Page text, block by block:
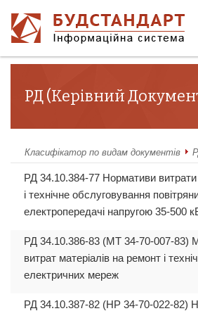
РД (Керівний
Класифікатор по видам документів
РД 34.10.384-77 Нормативи витрати
і технічне обслуговування
електропередачі напругою 35-500
РД 34.10.386-83 (МТ 34-70-007-83)
витрат матеріалів на ремонт і
електричних мереж
РД 34.10.387-82 (НР 34-70-022-82)